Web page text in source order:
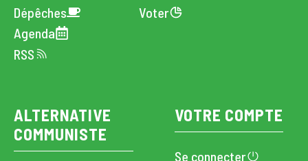
Dépêches
Agenda
RSS
Voter
ALTERNATIVE
COMMUNISTE
VOTRE COMPTE
Se connecter